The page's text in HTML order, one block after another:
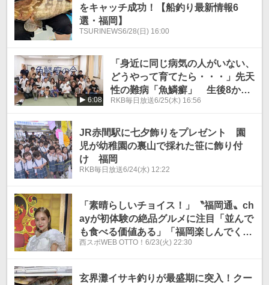
をキャッチ成功！【船釣り最新情報6
選・福岡】
TSURINEWS6/28(日) 16:00
6:08
「身近に同じ病気の人がいない、
どうやって育てたら・・・」先天
性の難病「魚鱗癬」 生後8か月
の女の子と家族が初めて参加した
マたちとの時間
RKB毎日放送6/25(木) 16:56
JR赤間駅に七夕飾りをプレゼント 園
児が幼稚園の裏山で採れた笹に飾り付
け 福岡
RKB毎日放送6/24(水) 12:22
「素晴らしいチョイス！」〝福岡通〟ch
ayが初体験の絶品グルメに注目「並んで
も食べる価値ある」「福岡楽しんでくれ
て嬉しか」「満喫できたようですね」
西スポWEB OTTO！ 6/23(火) 22:30
玄界灘イサキ釣りが最盛期に突入！クー